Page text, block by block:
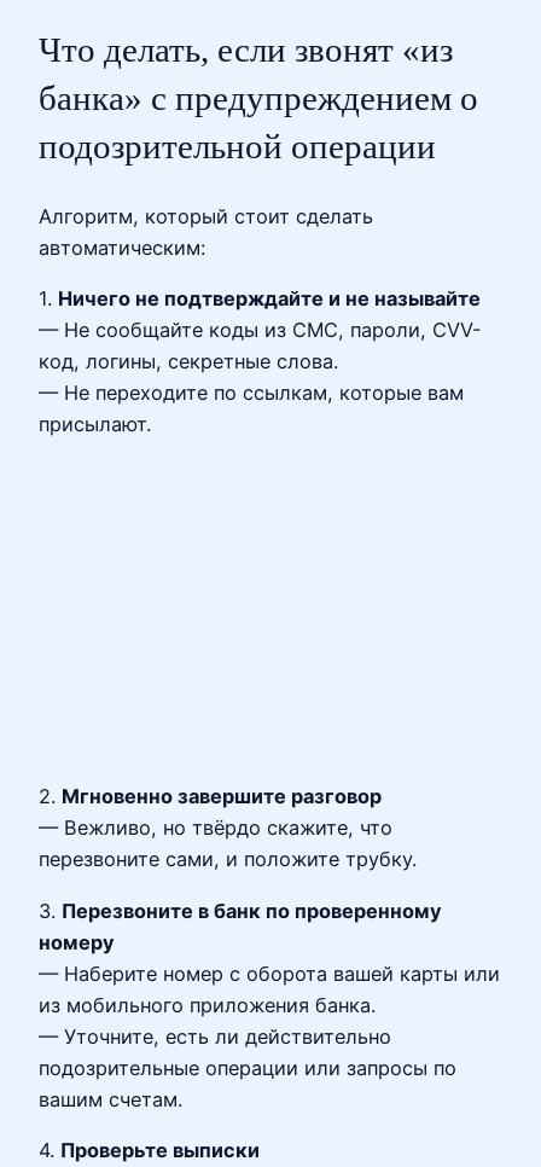
Что делать, если звонят «из
банка» с предупреждением о
подозрительной операции
Алгоритм, который стоит сделать
автоматическим:
1. Ничего не подтверждайте и не называйте
— Не сообщайте коды из СМС, пароли, CVV-
код, логины, секретные слова.
— Не переходите по ссылкам, которые вам
присылают.
2. Мгновенно завершите разговор
— Вежливо, но твёрдо скажите, что
перезвоните сами, и положите трубку.
3. Перезвоните в банк по проверенному
номеру
— Наберите номер с оборота вашей карты или
из мобильного приложения банка.
— Уточните, есть ли действительно
подозрительные операции или запросы по
вашим счетам.
4. Проверьте выписки